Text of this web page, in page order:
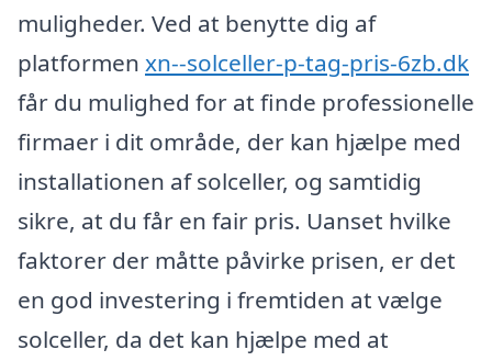
muligheder. Ved at benytte dig af
platformen xn--solceller-p-tag-pris-6zb.dk
får du mulighed for at finde professionelle
firmaer i dit område, der kan hjælpe med
installationen af solceller, og samtidig
sikre, at du får en fair pris. Uanset hvilke
faktorer der måtte påvirke prisen, er det
en god investering i fremtiden at vælge
solceller, da det kan hjælpe med at